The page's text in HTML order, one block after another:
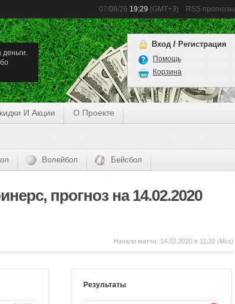
07/08/26 19:29 (GMT+3) RSS прогнозы
деньги.
Вход / Регистрация
Помощь
Корзина
И Акции О Проекте
Волейбол Бейсбол
прогноз на 14.02.2020
Начало матча: 14.02.2020 в 11:30 (Мск)
Результаты